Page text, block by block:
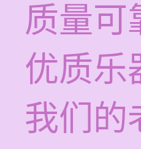
质量可
优质乐
我们的